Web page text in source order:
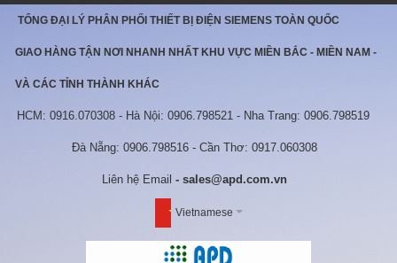
TỔNG ĐẠI LÝ PHÂN PHỐI THIẾT BỊ ĐIỆN SIEMENS TOÀN QUỐC
GIAO HÀNG TẬN NƠI NHANH NHẤT KHU VỰC MIỀN BẮC - MIỀN NAM -
VÀ CÁC TỈNH THÀNH KHÁC
HCM: 0916.070308 - Hà Nội: 0906.798521 - Nha Trang: 0906.798519
Đà Nẵng: 0906.798516 - Cần Thơ: 0917.060308
Liên hệ Email - sales@apd.com.vn
Vietnamese